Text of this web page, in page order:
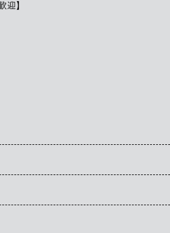
迎】